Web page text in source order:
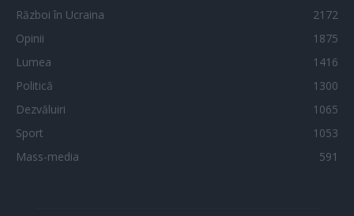
Război în Ucraina
2172
Opinii
1875
Lumea
1416
Politică
1300
Dezvăluiri
1065
Sport
1053
Mass-media
591